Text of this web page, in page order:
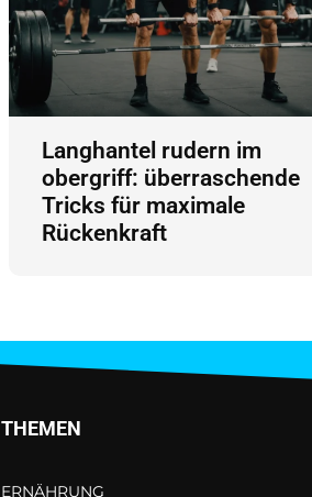
Langhantel rudern im
obergriff: überraschende
Tricks für maximale
Rückenkraft
THEMEN
ERNÄHRUNG